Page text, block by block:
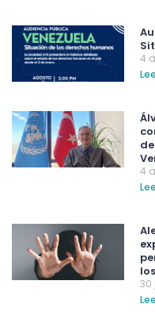
4
4
30